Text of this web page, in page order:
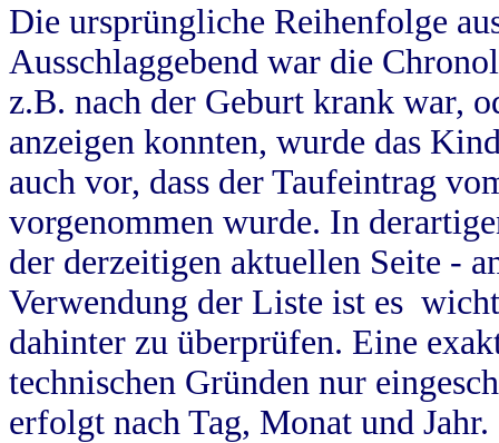
Die ursprüngliche Reihenfolge
Ausschlaggebend war die
z.B. nach der Geburt krank war,
anzeigen konnten, wurde das
auch vor, dass der Taufeintrag
vorgenommen wurde. In
der derzeitigen aktuellen Seite -
Verwendung der Liste ist es
dahinter zu überprüfen. Eine
technischen Gründen nur
erfolgt nach Tag, Monat und Jahr.